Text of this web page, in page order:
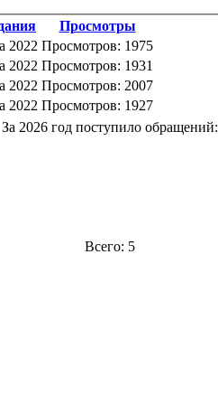
Просмотры
2022 Просмотров: 1975
2022 Просмотров: 1931
2022 Просмотров: 2007
2022 Просмотров: 1927
За 2026 год поступило обращений:
Всего: 5